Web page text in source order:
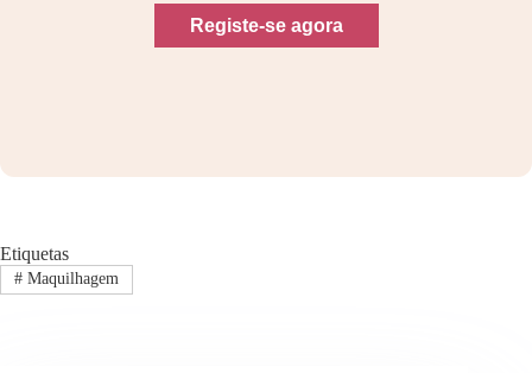
Registe-se agora
Etiquetas
#Maquilhagem